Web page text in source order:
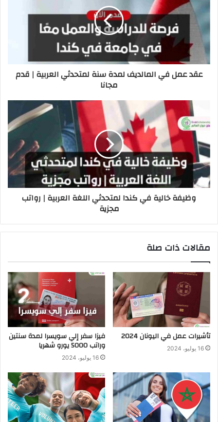
عقد عمل في المالديف لمدة سنة لمتحدثي العربية | قدم
مجانا
وظيفة خالية في كندا لمتحدثي اللغة العربية | رواتب
مجزية
مقالات ذات صلة
تأشيرات عمل في اليونان 2024
16 يوليو، 2024
فيزا سفر إلي سويسرا لمدة سنتين
وراتب 5000 يورو شهريا
16 يوليو، 2024